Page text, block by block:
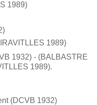
1989)
1989)
1932) - (BALBASTRE
1989).
(DCVB 1932)